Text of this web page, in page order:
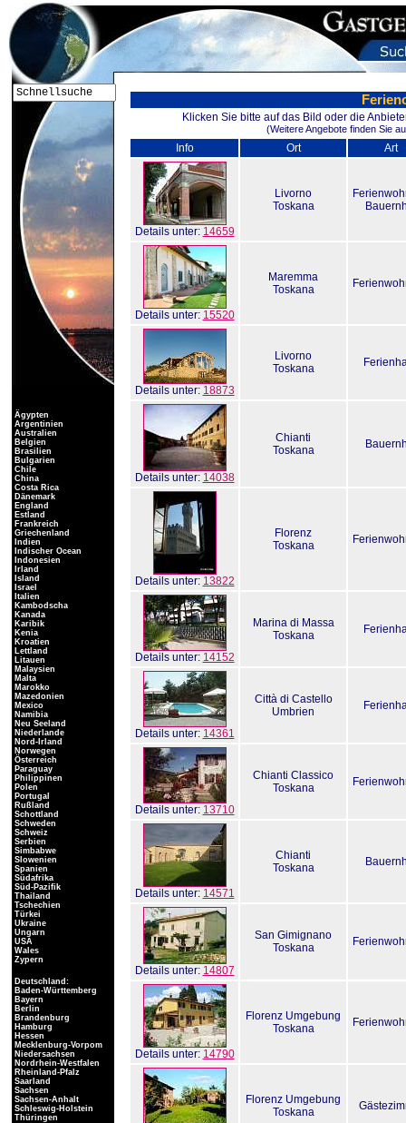
Klicken Sie bitte auf das Bild oder die
(Weitere Angebote finden Sie
Info Ort Art
Details unter: 14659
Livorno
Toskana
Details unter: 15520
Maremma
Toskana
Details unter: 18873
Livorno
Toskana
Details unter: 14038
Chianti
Toskana
Details unter: 13822
Florenz
Toskana
Details unter: 14152
Marina di Massa
Toskana
Details unter: 14361
Città di Castello
Umbrien
Details unter: 13710
Chianti Classico
Toskana
Details unter: 14571
Chianti
Toskana
Details unter: 14807
San Gimignano
Toskana
Details unter: 14790
Florenz Umgebung
Toskana
Florenz Umgebung
Toskana
Ägypten
Argentinien
Australien
Belgien
Brasilien
Bulgarien
Chile
China
Costa Rica
Dänemark
England
Estland
Frankreich
Griechenland
Indien
Indischer Ocean
Indonesien
Irland
Island
Israel
Italien
Kambodscha
Kanada
Karibik
Kenia
Kroatien
Lettland
Litauen
Malaysien
Malta
Marokko
Mazedonien
Mexico
Namibia
Neu Seeland
Niederlande
Nord-Irland
Norwegen
Österreich
Paraguay
Philippinen
Polen
Portugal
Rußland
Schottland
Schweden
Schweiz
Serbien
Simbabwe
Slowenien
Spanien
Südafrika
Süd-Pazifik
Thailand
Tschechien
Türkei
Ukraine
Ungarn
USA
Wales
Zypern
Deutschland:
Baden-Württemberg
Bayern
Berlin
Brandenburg
Hamburg
Hessen
Mecklenburg-Vorpom
Niedersachsen
Nordrhein-Westfalen
Rheinland-Pfalz
Saarland
Sachsen
Sachsen-Anhalt
Schleswig-Holstein
Thüringen